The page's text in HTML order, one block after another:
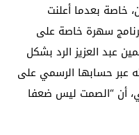
خاصة بعدما أعلنت
سهرة خاصة على
عبد العزيز الرد بشكل
عبر حسابها الرسمي على
أن “الصمت ليس ضعفا